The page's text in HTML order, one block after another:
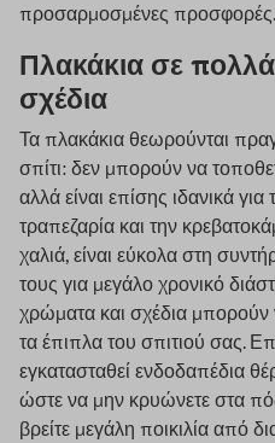
προσαρμοσμένες προσφορές.
Πλακάκια σε
σχέδια
Τα πλακάκια θεωρούνται
σπίτι: δεν μπορούν να
αλλά είναι επίσης ιδανικά
τραπεζαρία και την
χαλιά, είναι εύκολα στη
τους για μεγάλο χρονικό
χρώματα και σχέδια μπορούν
τα έπιπλα του σπιτιού σας.
εγκατασταθεί ενδοδαπέδια
ώστε να μην κρυώνετε στα
βρείτε μεγάλη ποικιλία από